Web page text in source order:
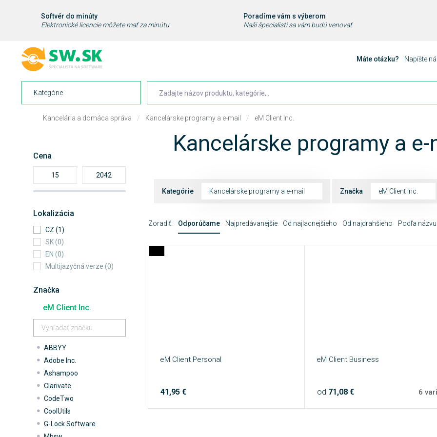
Softvér do minúty
Elektronické licencie môžete mať za minútu
Poradíme vám s výberom
Naši špecialisti sa vám budú venovať
Máte otázku? Napíšte
Kategórie
Kancelária a domáca správa / Kancelárske programy a e-mail / eM Client Inc.
Cena
Lokalizácia
CZ (1)
SK (0)
EN (0)
Multijazyčná verze (0)
Značka
eM Client Inc.
ABBYY
Adobe Inc.
Ashampoo
Clarivate
CodeTwo
CoolUtils
G-Lock Software
Kancelárske programy a
Kategórie Kancelárske programy a e-mail Značka eM Client Inc.
Zoradiť: Odporúčame Najpredávanejšie Od najlacnejšieho Od najdrahšieho Podľa názvu
eM Client Personal
41,95 €
eM Client Business
od 71,08 € 6